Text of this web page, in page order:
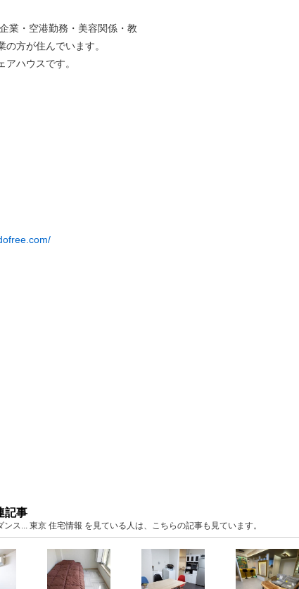
業・空港勤務・美容関係・教
方が住んでいます。
ハウスです。
記事
ス... 東京 住宅情報 を見ている人は、こちらの記事も見ています。